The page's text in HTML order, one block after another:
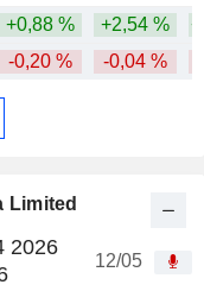
Limited
2026
12/05
+0,88 % +2,54 %
-0,20 % -0,04 %